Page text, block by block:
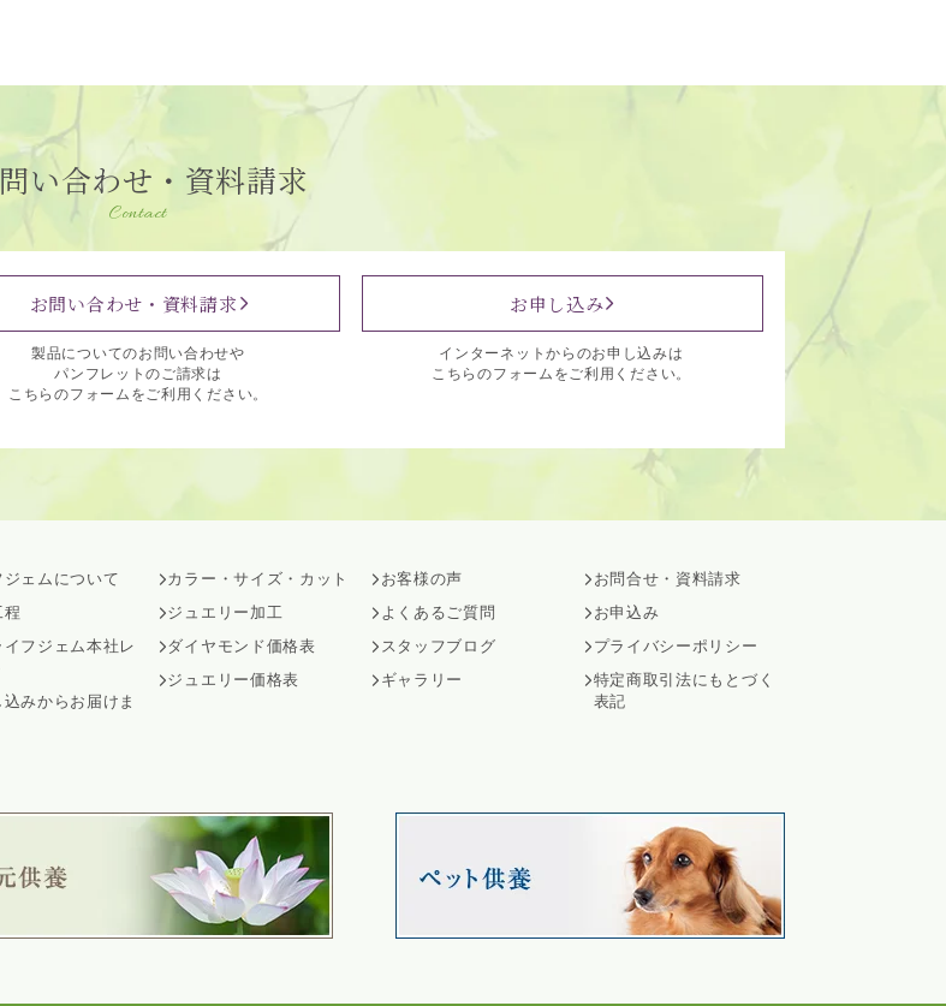
い合わせ・資料請求
Contact
お問い合わせ・資料請求
製品についてのお問い合わせや
パンフレットのご請求は
こちらのフォームをご利用ください。
お申し込み
インターネットからのお申し込みは
こちらのフォームをご利用ください。
ジェムについて
程
フジェム本社レ
みからお届けま
カラー・サイズ・カット
ジュエリー加工
ダイヤモンド価格表
ジュエリー価格表
お客様の声
よくあるご質問
スタッフブログ
ギャラリー
お問合せ・資料請求
お申込み
プライバシーポリシー
特定商取引法にもとづく
表記